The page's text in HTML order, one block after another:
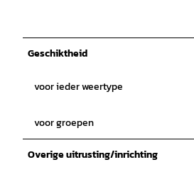
Geschiktheid
voor ieder weertype
voor groepen
Overige uitrusting/inrichting